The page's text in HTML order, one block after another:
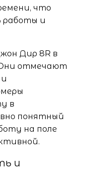
что
и
Дир 8R в
отмечают
в
понятный
на поле
и